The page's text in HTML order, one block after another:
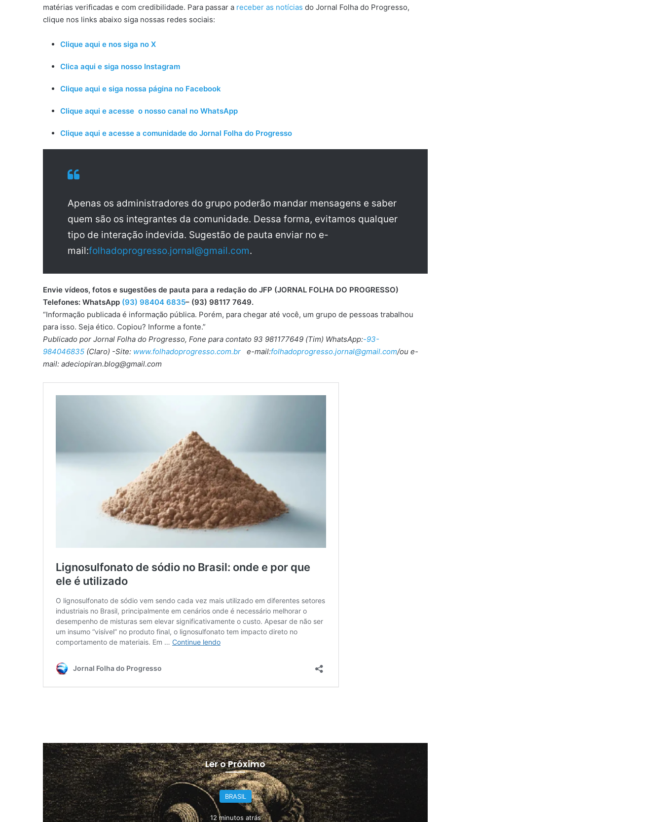
matérias verificadas e com credibilidade. Para passar a receber as notícias do Jornal Folha do Progresso,
clique nos links abaixo siga nossas redes sociais:
Clique aqui e nos siga no X
Clica aqui e siga nosso Instagram
Clique aqui e siga nossa página no Facebook
Clique aqui e acesse o nosso canal no WhatsApp
Clique aqui e acesse a comunidade do Jornal Folha do Progresso
Apenas os administradores do grupo poderão mandar mensagens e saber
quem são os integrantes da comunidade. Dessa forma, evitamos qualquer
tipo de interação indevida. Sugestão de pauta enviar no e-
mail:folhadoprogresso.jornal@gmail.com.
Envie vídeos, fotos e sugestões de pauta para a redação do JFP (JORNAL FOLHA DO PROGRESSO)
Telefones: WhatsApp (93) 98404 6835– (93) 98117 7649.
“Informação publicada é informação pública. Porém, para chegar até você, um grupo de pessoas trabalhou
para isso. Seja ético. Copiou? Informe a fonte.”
Publicado por Jornal Folha do Progresso, Fone para contato 93 981177649 (Tim) WhatsApp:-93-
984046835 (Claro) -Site: www.folhadoprogresso.com.br e-mail:folhadoprogresso.jornal@gmail.com/ou e-
mail: adeciopiran.blog@gmail.com
Ler o Próximo
BRASIL
12 minutos atrás